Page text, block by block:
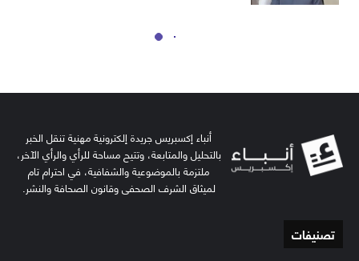
أنباء إكسبريس جريدة إلكترونية مهنية تنقل الخبر
بالتحليل والمتابعة، وتتيح مساحة للرأي والرأي الآخر،
ملتزمة بالموضوعية والشفافية، في احترام تام
لميثاق الشرف الصحفي وقانون الصحافة والنشر.
تصنيفات